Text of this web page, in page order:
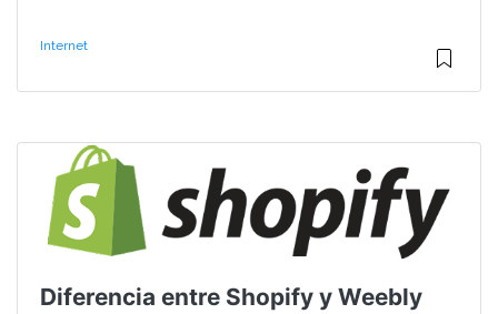
Internet
Diferencia entre Shopify y Weebly